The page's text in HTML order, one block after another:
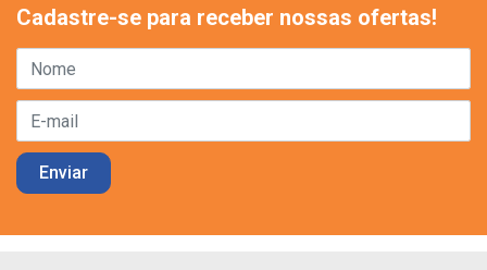
Cadastre-se para receber nossas ofertas!